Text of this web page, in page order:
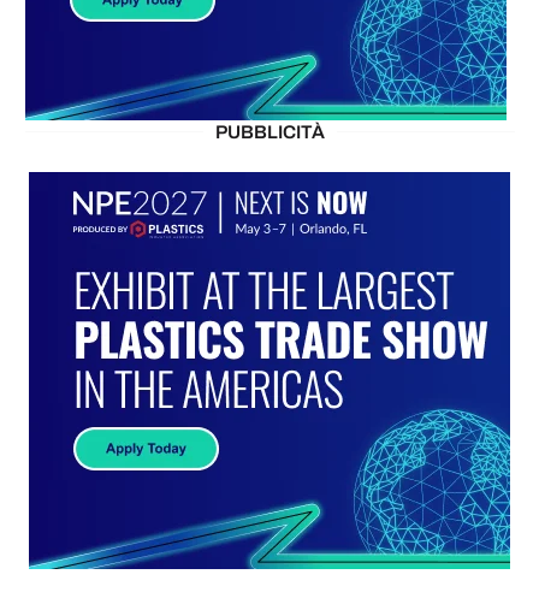
PUBBLICITÀ